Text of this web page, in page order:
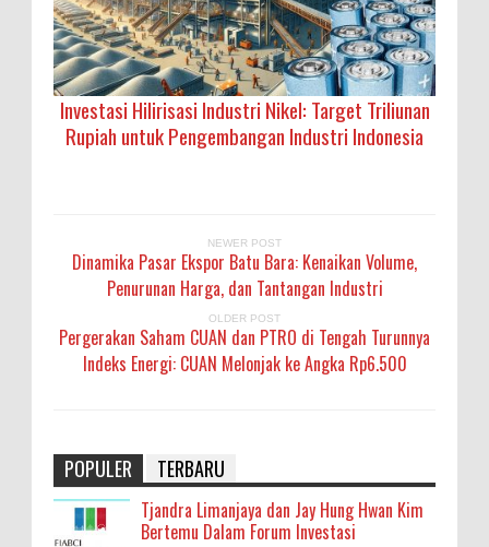
Investasi Hilirisasi Industri Nikel: Target Triliunan
Rupiah untuk Pengembangan Industri Indonesia
NEWER POST
Dinamika Pasar Ekspor Batu Bara: Kenaikan Volume,
Penurunan Harga, dan Tantangan Industri
OLDER POST
Pergerakan Saham CUAN dan PTRO di Tengah Turunnya
Indeks Energi: CUAN Melonjak ke Angka Rp6.500
POPULER TERBARU
Tjandra Limanjaya dan Jay Hung Hwan Kim
Bertemu Dalam Forum Investasi